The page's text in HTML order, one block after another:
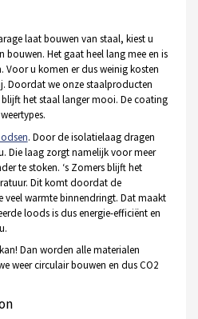
laat bouwen van staal, kiest u
Het gaat heel lang mee en is
u komen er dus weinig kosten
Doordat we onze staalproducten
het staal langer mooi. De coating
. Door de isolatielaag dragen
Die laag zorgt namelijk voor meer
te stoken. ‘s Zomers blijft het
Dit komt doordat de
warmte binnendringt. Dat maakt
loods is dus energie-efficiënt en
Dan worden alle materialen
weer circulair bouwen en dus CO2